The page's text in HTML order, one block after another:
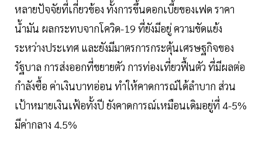
หลายปัจจัยที่เกี่ยวข้อง ทั้งการขึ้นดอกเบี้ยของเฟด ราคา
น้ำมัน ผลกระทบจากโควิด-19 ที่ยังมีอยู่ ความขัดแย้ง
ระหว่างประเทศ และยังมีมาตรการกระตุ้นเศรษฐกิจของ
รัฐบาล การส่งออกที่ขยายตัว การท่องเที่ยวฟื้นตัว ที่มีผลต่อ
กำลังซื้อ ค่าเงินบาทอ่อน ทำให้คาดการณ์ได้ลำบาก ส่วน
เป้าหมายเงินเฟ้อทั้งปี ยังคาดการณ์เหมือนเดิมอยู่ที่ 4-5%
มีค่ากลาง 4.5%